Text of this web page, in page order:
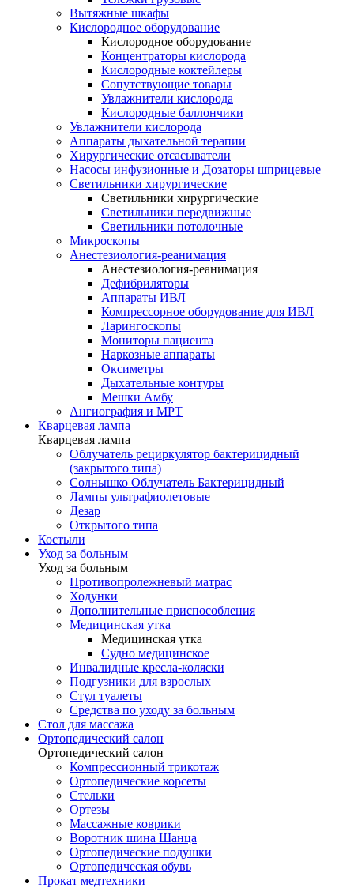
Вытяжные шкафы
Кислородное оборудование
Кислородное оборудование
Концентраторы кислорода
Кислородные коктейлеры
Сопутствующие товары
Увлажнители кислорода
Кислородные баллончики
Увлажнители кислорода
Аппараты дыхательной терапии
Хирургические отсасыватели
Насосы инфузионные и Дозаторы шприцевые
Светильники хирургические
Светильники хирургические
Светильники передвижные
Светильники потолочные
Микроскопы
Анестезиология-реанимация
Анестезиология-реанимация
Дефибриляторы
Аппараты ИВЛ
Компрессорное оборудование для ИВЛ
Ларингоскопы
Мониторы пациента
Наркозные аппараты
Оксиметры
Дыхательные контуры
Мешки Амбу
Ангиография и МРТ
Кварцевая лампа
Кварцевая лампа
Облучатель рециркулятор бактерицидный
(закрытого типа)
Солнышко Облучатель Бактерицидный
Лампы ультрафиолетовые
Дезар
Открытого типа
Костыли
Уход за больным
Уход за больным
Противопролежневый матрас
Ходунки
Дополнительные приспособления
Медицинская утка
Медицинская утка
Судно медицинское
Инвалидные кресла-коляски
Подгузники для взрослых
Стул туалеты
Средства по уходу за больным
Cтол для массажа
Ортопедический салон
Ортопедический салон
Компрессионный трикотаж
Ортопедические корсеты
Стельки
Ортезы
Массажные коврики
Воротник шина Шанца
Ортопедические подушки
Ортопедическая обувь
Прокат медтехники